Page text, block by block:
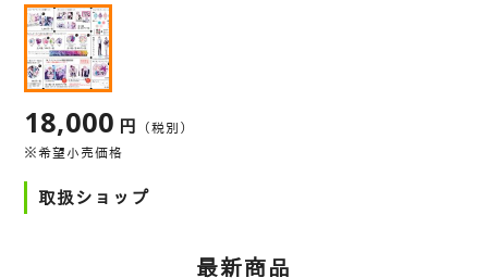
18,000 円 （税別）
※希望小売価格
取扱ショップ
最新商品